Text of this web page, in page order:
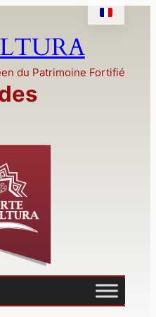
du Patrimoine Fortifié